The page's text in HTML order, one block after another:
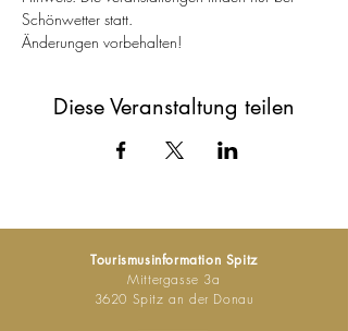
Schönwetter statt.
Änderungen vorbehalten!
Diese Veranstaltung teilen
Tourismusinformation Spitz
Mittergasse 3a
3620 Spitz an der Donau